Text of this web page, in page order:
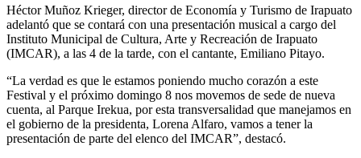
Héctor Muñoz Krieger, director de Economía y Turismo de Irapuato
adelantó que se contará con una presentación musical a cargo del
Instituto Municipal de Cultura, Arte y Recreación de Irapuato
(IMCAR), a las 4 de la tarde, con el cantante, Emiliano Pitayo.
“La verdad es que le estamos poniendo mucho corazón a este
Festival y el próximo domingo 8 nos movemos de sede de nueva
cuenta, al Parque Irekua, por esta transversalidad que manejamos en
el gobierno de la presidenta, Lorena Alfaro, vamos a tener la
presentación de parte del elenco del IMCAR”, destacó.